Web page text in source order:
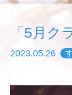
「5月ク
2023.05.26